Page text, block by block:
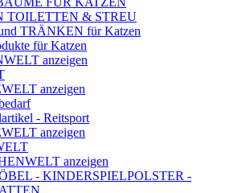
TOILETTEN & STREU
TRÄNKEN für Katzen
für Katzen
anzeigen
anzeigen
- Reitsport
anzeigen
anzeigen
- KINDERSPIELPOLSTER -